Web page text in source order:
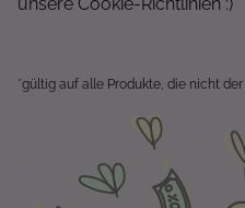
*gültig auf alle Produkte, die nicht